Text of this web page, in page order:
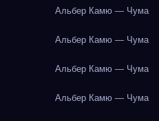
Альбер Камю — Чума
Альбер Камю — Чума
Альбер Камю — Чума
Альбер Камю — Чума